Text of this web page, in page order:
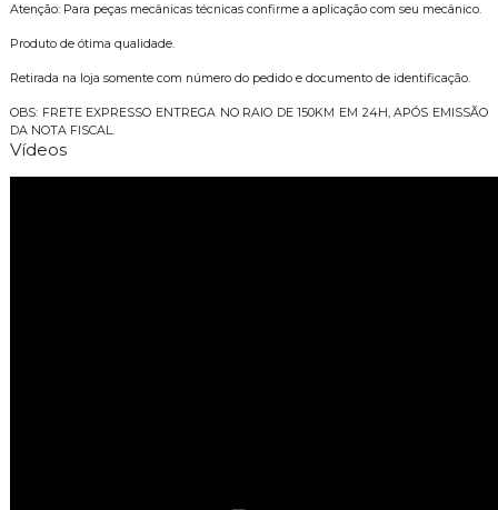
Atenção: Para peças mecânicas técnicas confirme a aplicação com seu mecânico.
Produto de ótima qualidade.
Retirada na loja somente com número do pedido e documento de identificação.
OBS: FRETE EXPRESSO ENTREGA NO RAIO DE 150KM EM 24H, APÓS EMISSÃO
DA NOTA FISCAL.
Vídeos